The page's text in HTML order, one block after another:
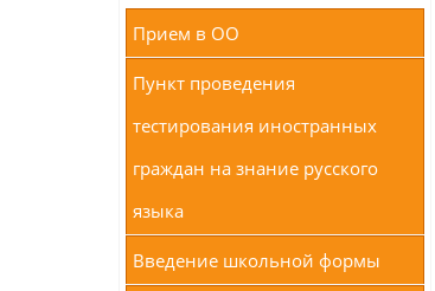
Прием в ОО
Пункт проведения
тестирования иностранных
граждан на знание русского
языка
Введение школьной формы